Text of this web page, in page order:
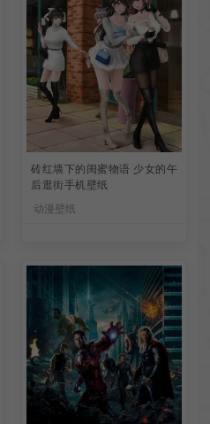
砖红墙下的闺蜜物语 少女的午
后逛街手机壁纸
动漫壁纸